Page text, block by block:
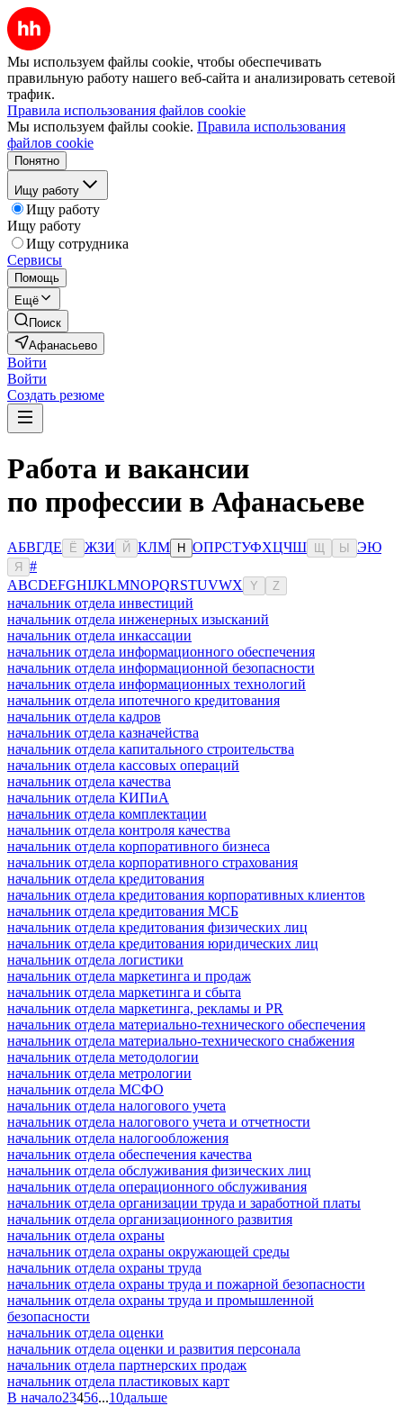
Мы используем файлы cookie, чтобы обеспечивать
правильную работу нашего веб-сайта и анализировать сетевой
трафик.
Правила использования файлов cookie
Мы используем файлы cookie. Правила использования
файлов cookie
Понятно
Ищу работу
Ищу работу
Ищу работу
Ищу сотрудника
Сервисы
Помощь
Ещё
Поиск
Афанасьево
Войти
Войти
Создать резюме
Работа и вакансии
по профессии в Афанасьеве
АБВГДЕ Ё ЖЗИ Й КЛМ Н ОПРСТУФХЦЧШ Ы ЭЮ
Я
#
ABCDEFGHIJKLMNOPQRSTUVWX Y Z
начальник отдела инвестиций
начальник отдела инженерных изысканий
начальник отдела инкассации
начальник отдела информационного обеспечения
начальник отдела информационной безопасности
начальник отдела информационных технологий
начальник отдела ипотечного кредитования
начальник отдела кадров
начальник отдела казначейства
начальник отдела капитального строительства
начальник отдела кассовых операций
начальник отдела качества
начальник отдела КИПиА
начальник отдела комплектации
начальник отдела контроля качества
начальник отдела корпоративного бизнеса
начальник отдела корпоративного страхования
начальник отдела кредитования
начальник отдела кредитования корпоративных клиентов
начальник отдела кредитования МСБ
начальник отдела кредитования физических лиц
начальник отдела кредитования юридических лиц
начальник отдела логистики
начальник отдела маркетинга и продаж
начальник отдела маркетинга и сбыта
начальник отдела маркетинга, рекламы и PR
начальник отдела материально-технического обеспечения
начальник отдела материально-технического снабжения
начальник отдела методологии
начальник отдела метрологии
начальник отдела МСФО
начальник отдела налогового учета
начальник отдела налогового учета и отчетности
начальник отдела налогообложения
начальник отдела обеспечения качества
начальник отдела обслуживания физических лиц
начальник отдела операционного обслуживания
начальник отдела организации труда и заработной платы
начальник отдела организационного развития
начальник отдела охраны
начальник отдела охраны окружающей среды
начальник отдела охраны труда
начальник отдела охраны труда и пожарной безопасности
начальник отдела охраны труда и промышленной
безопасности
начальник отдела оценки
начальник отдела оценки и развития персонала
начальник отдела партнерских продаж
начальник отдела пластиковых карт
В начало23456...10дальше